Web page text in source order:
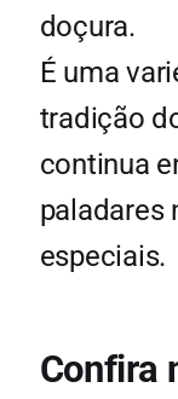
doçura.
É uma
tradição
continua
paladares
especiais.
Confira